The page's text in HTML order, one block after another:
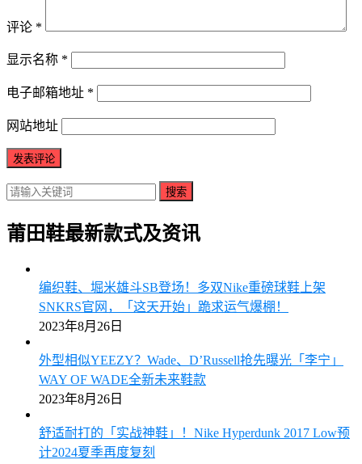
评论 *
显示名称 *
电子邮箱地址 *
网站地址
搜索
莆田鞋最新款式及资讯
编织鞋、堀米雄斗SB登场！多双Nike重磅球鞋上架
SNKRS官网，「这天开始」跪求运气爆棚！
2023年8月26日
外型相似YEEZY？Wade、D’Russell抢先曝光「李宁」
WAY OF WADE全新未来鞋款
2023年8月26日
舒适耐打的「实战神鞋」！Nike Hyperdunk 2017 Low预
计2024夏季再度复刻